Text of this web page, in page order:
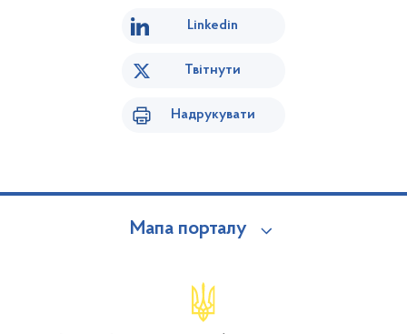
Linkedin
Твітнути
Надрукувати
Мапа порталу